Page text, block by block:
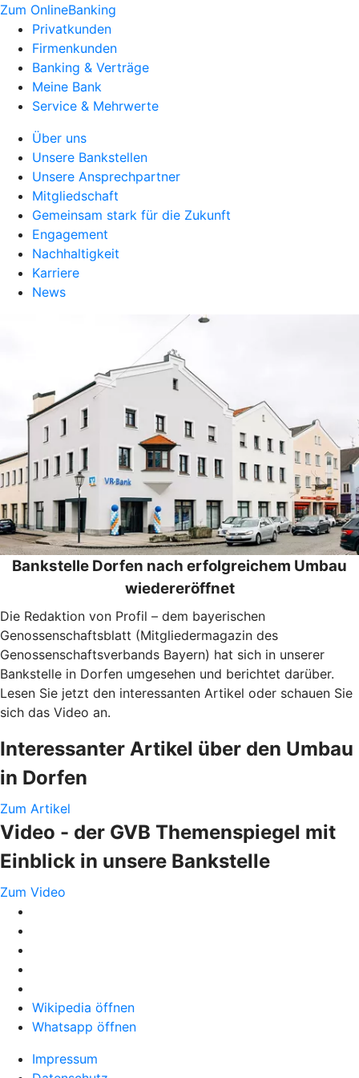
Zum OnlineBanking
Privatkunden
Firmenkunden
Banking & Verträge
Meine Bank
Service & Mehrwerte
Über uns
Unsere Bankstellen
Unsere Ansprechpartner
Mitgliedschaft
Gemeinsam stark für die Zukunft
Engagement
Nachhaltigkeit
Karriere
News
Bankstelle Dorfen nach erfolgreichem Umbau
wiedereröffnet
Die Redaktion von Profil – dem bayerischen
Genossenschaftsblatt (Mitgliedermagazin des
Genossenschaftsverbands Bayern) hat sich in unserer
Bankstelle in Dorfen umgesehen und berichtet darüber.
Lesen Sie jetzt den interessanten Artikel oder schauen Sie
sich das Video an.
Interessanter Artikel über den Umbau
in Dorfen
Zum Artikel
Video - der GVB Themenspiegel mit
Einblick in unsere Bankstelle
Zum Video
Wikipedia öffnen
Whatsapp öffnen
Impressum